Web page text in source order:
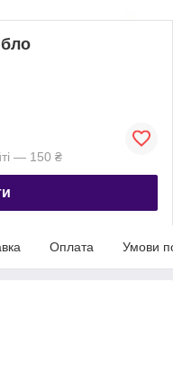
— 150 ₴
Оплата Умови